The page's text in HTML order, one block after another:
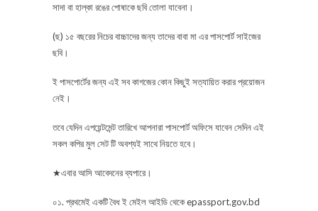
সাদা বা হাল্কা রঙের পোষাকে ছবি তোলা যাবেনা।
(ছ) ১৫ বছরের নিচের বাচ্চাদের জন্য তাদের বাবা মা এর পাসপোর্ট সাইজের
ছবি।
ই পাসপোর্টের জন্য এই সব কাগজের কোন কিছুই সত্যায়িত করার প্রয়োজন
নেই।
তবে যেদিন এপয়েন্টমেন্ট তারিখে আপনারা পাসপোর্ট অফিসে যাবেন সেদিন এই
সকল কপির মুল সেট টি অবশ্যই সাথে নিয়তে হবে।
★এবার আসি আবেদনের ব্যপারে।
০১. প্রথমেই একটি বৈধ ই মেইল আইডি থেকে epassport.gov.bd